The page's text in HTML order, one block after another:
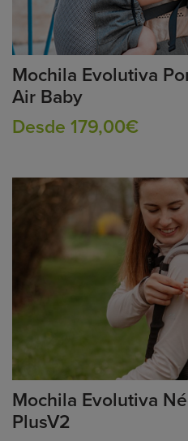
Mochila Evolutiva
Air Baby
Desde 179,00€
Mochila Evolutiva
PlusV2